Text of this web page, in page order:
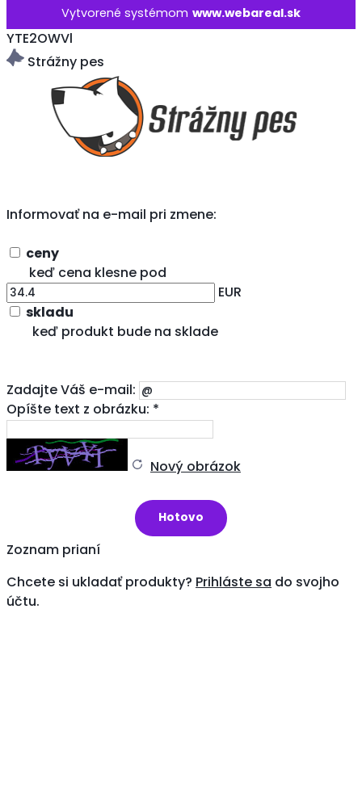
Vytvorené systémom www.webareal.sk
YTE2OWVl
Strážny pes
Informovať na e-mail pri zmene:
ceny
keď cena klesne pod
EUR
skladu
keď produkt bude na sklade
Zadajte Váš e-mail:
Opíšte text z obrázku: *
Nový obrázok
Zoznam prianí
Chcete si ukladať produkty? Prihláste sa do svojho
účtu.